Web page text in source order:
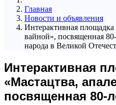
Главная
Новости и объявления
Интерактивная площадка
вайной», посвященная
народа в Великой
Интерактивная
«Мастацтва,
посвященная 80-